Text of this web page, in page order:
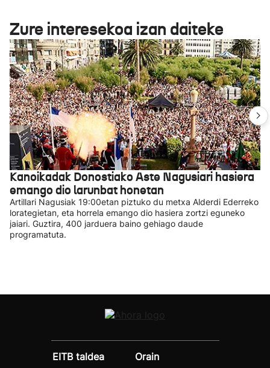
Zure interesekoa izan daiteke
Kanoikadak Donostiako Aste Nagusiari hasiera
emango dio larunbat honetan
Artillari Nagusiak 19:00etan piztuko du metxa Alderdi Ederreko
lorategietan, eta horrela emango dio hasiera zortzi eguneko
jaiari. Guztira, 400 jarduera baino gehiago daude
programatuta.
EITB taldea Orain